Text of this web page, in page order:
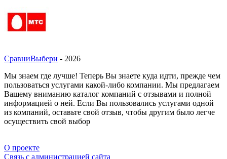
СравниВыбери - 2026
Мы знаем где лучше! Теперь Вы знаете куда идти, прежде чем
пользоваться услугами какой-либо компании. Мы предлагаем
Вашему вниманию каталог компаний с отзывами и полной
информацией о ней. Если Вы пользовались услугами одной
из компаний, оставьте свой отзыв, чтобы другим было легче
осуществить свой выбор
О проекте
Связь с администрацией сайта